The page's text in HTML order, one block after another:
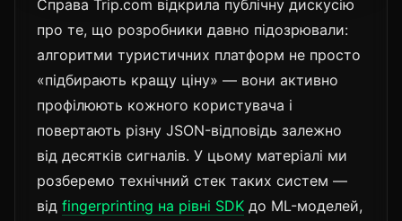
Справа Trip.com відкрила публічну дискусію
про те, що розробники давно підозрювали:
алгоритми туристичних платформ не просто
«підбирають кращу ціну» — вони активно
профілюють кожного користувача і
повертають різну JSON-відповідь залежно
від десятків сигналів. У цьому матеріалі ми
розберемо технічний стек таких систем —
від fingerprinting на рівні SDK до ML-моделей,